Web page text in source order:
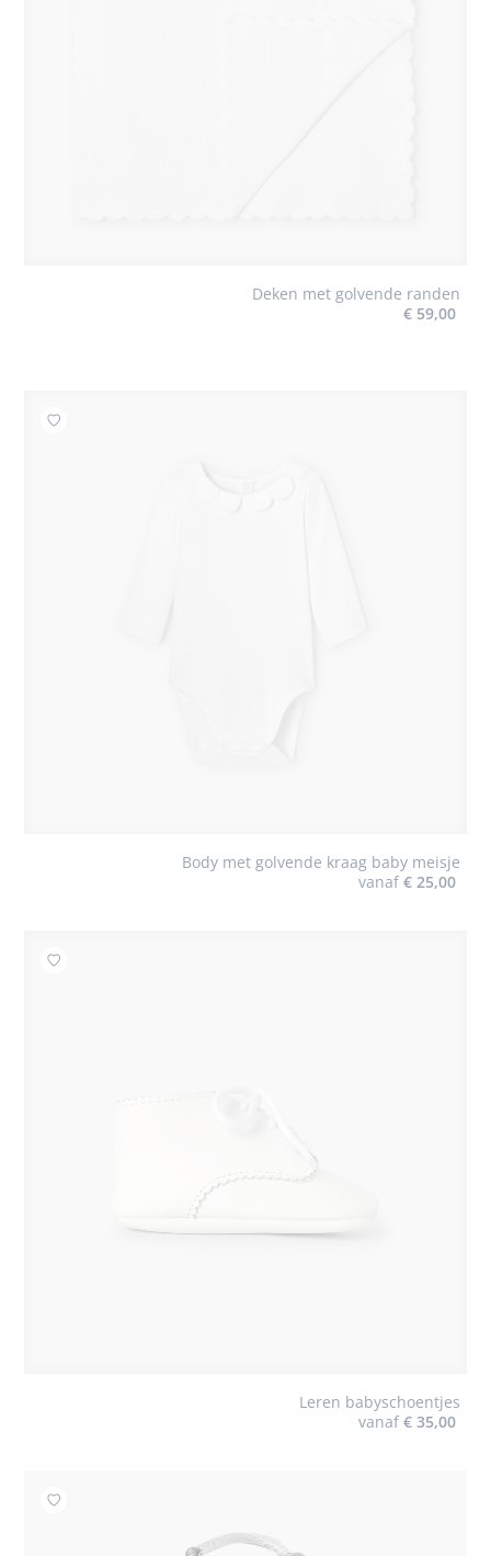
Deken met golvende randen
€ 59,00
Body met golvende kraag baby meisje
vanaf € 25,00
Toevoegen aan mijn favorieten : Body met golvende
Leren babyschoentjes
vanaf € 35,00
Toevoegen aan mijn favorieten : Leren babyschoentjes
Toevoegen aan mijn favorieten : Verzorgingstas